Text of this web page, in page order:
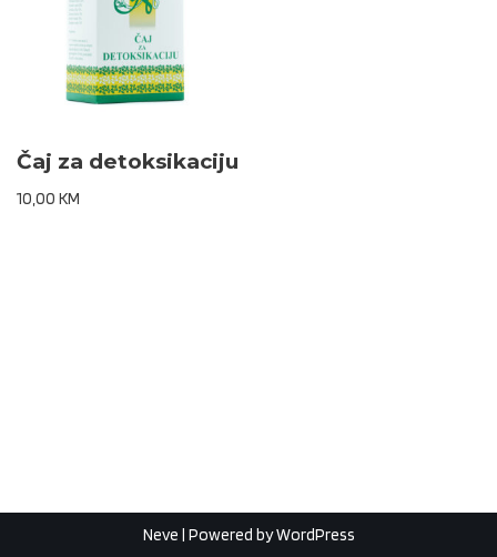
Čaj za detoksikaciju
10,00 KM
Neve | Powered byWordPress